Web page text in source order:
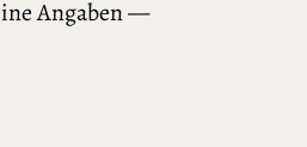
Angaben —